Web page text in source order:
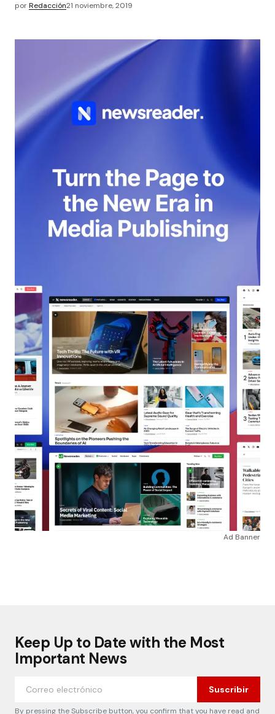
porRedacción21 noviembre, 2019
Ad Banner
Keep Up to Date with the Most
Important News
Suscribir
By pressing the Subscribe button, you confirm that you have read and